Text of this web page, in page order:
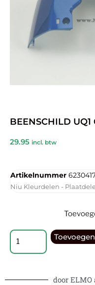
BEENSCHILD
29.95 incl. btw
Artikelnummer
Niu Kleurdelen -
door